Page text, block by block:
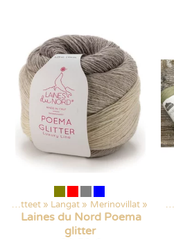
Kaikki tuotteet ‪» Langat ‪» Merinovillat ‪»
Laines du Nord Poema
glitter
Kaikki tuotteet